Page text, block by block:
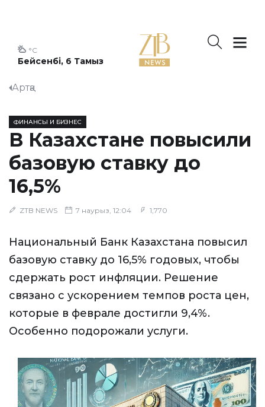
Бейсенбі, 6 Тамыз
°C
Артқа
ФИНАНСЫ И БИЗНЕС
В Казахстане повысили
базовую ставку до
16,5%
ZTB NEWS 7 наурыз, 12:04 1,770
Национальный Банк Казахстана повысил
базовую ставку до 16,5% годовых, чтобы
сдержать рост инфляции. Решение
связано с ускорением темпов роста цен,
которые в феврале достигли 9,4%.
Особенно подорожали услуги.